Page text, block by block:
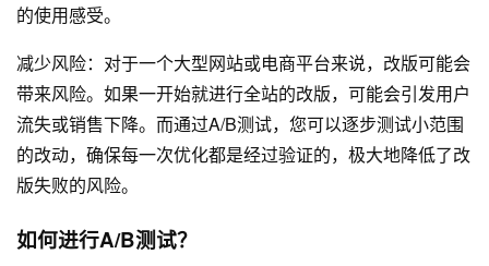
的使用感受。
减少风险：对于一个大型网站或电商平台来说，改版可能会
带来风险。如果一开始就进行全站的改版，可能会引发用户
流失或销售下降。而通过A/B测试，您可以逐步测试小范围
的改动，确保每一次优化都是经过验证的，极大地降低了改
版失败的风险。
如何进行A/B测试？